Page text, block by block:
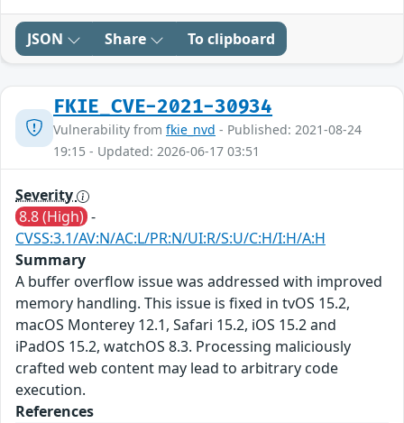
JSON Share To clipboard
FKIE_CVE-2021-30934
Vulnerability from fkie_nvd - Published: 2021-08-24
19:15 - Updated: 2026-06-17 03:51
Severity
8.8 (High) -
CVSS:3.1/AV:N/AC:L/PR:N/UI:R/S:U/C:H/I:H/A:H
Summary
A buffer overflow issue was addressed with improved
memory handling. This issue is fixed in tvOS 15.2,
macOS Monterey 12.1, Safari 15.2, iOS 15.2 and
iPadOS 15.2, watchOS 8.3. Processing maliciously
crafted web content may lead to arbitrary code
execution.
References